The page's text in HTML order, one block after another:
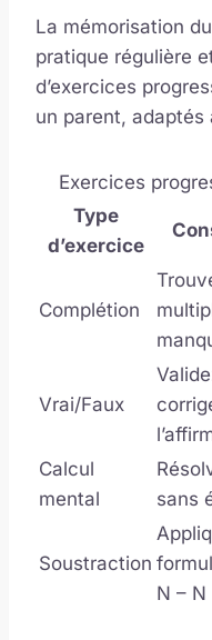
La mémorisation
pratique régulière
d’exercices
un parent, adaptés
Exercices
Type
d’exercice
Complétion
Vrai/Faux
Calcul
mental
sans
Soustraction
N – N